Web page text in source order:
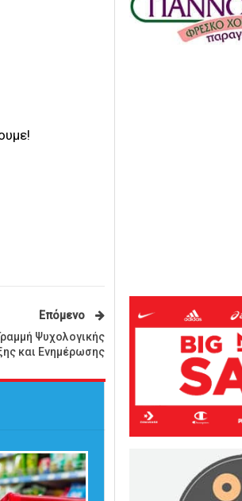
Επόμενο
Ψυχολογικής
και Ενημέρωσης